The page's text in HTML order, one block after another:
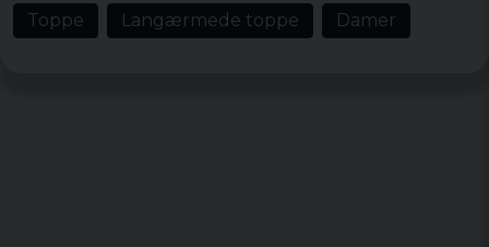
Køn kvinde
Toppe
Langærmede toppe Damer